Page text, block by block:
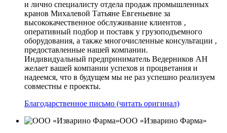
и лично специалисту отдела продаж промышленных
кранов Михалевой Татьяне Евгеньевне за
высококачественное обслуживание клиентов ,
оперативный подбор и поставк у грузоподъемного
оборудования, а также многочисленные консультации ,
предоставленные нашей компании.
Индивидуальный предприниматель Ведерников АН
желает вашей компании успехов и процветания и
надеемся, что в будущем мы не раз успешно реализуем
совместны е проекты.
Благодарственное письмо (читать оригинал)
ООО «Изварино Фарма»